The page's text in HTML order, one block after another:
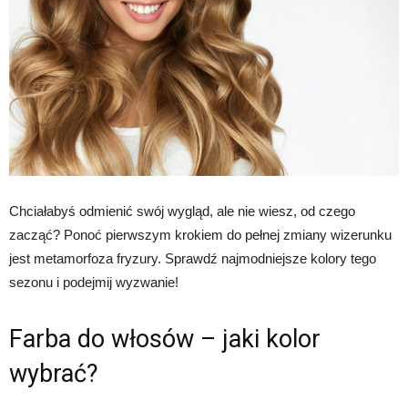
Chciałabyś odmienić swój wygląd, ale nie wiesz, od czego
zacząć? Ponoć pierwszym krokiem do pełnej zmiany wizerunku
jest metamorfoza fryzury. Sprawdź najmodniejsze kolory tego
sezonu i podejmij wyzwanie!
Farba do włosów – jaki kolor
wybrać?